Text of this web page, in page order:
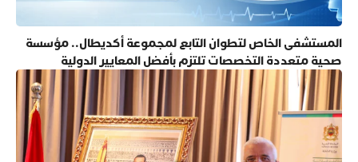
المستشفى الخاص لتطوان التابع لمجموعة أكديطال.. مؤسسة
صحية متعددة التخصصات تلتزم بأفضل المعايير الدولية